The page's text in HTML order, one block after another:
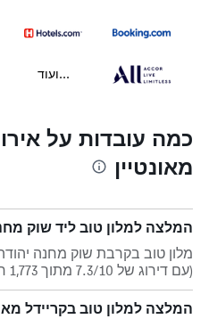
...ועוד
כמה עובדות על
מאונטיין
המלצה למלון טוב ליד שוק
מלון טוב בקרבת שוק מחנה
(עם דירוג של 7.3/10 מתוך 1,773 חוות דעת).